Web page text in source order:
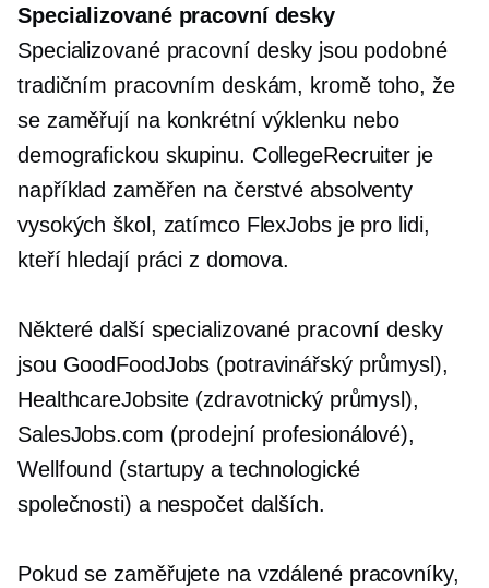
Specializované pracovní desky
Specializované pracovní desky jsou podobné
tradičním pracovním deskám, kromě toho, že
se zaměřují na konkrétní výklenku nebo
demografickou skupinu. CollegeRecruiter je
například zaměřen na čerstvé absolventy
vysokých škol, zatímco FlexJobs je pro lidi,
kteří hledají práci z domova.
Některé další specializované pracovní desky
jsou GoodFoodJobs (potravinářský průmysl),
HealthcareJobsite (zdravotnický průmysl),
SalesJobs.com (prodejní profesionálové),
Wellfound (startupy a technologické
společnosti) a nespočet dalších.
Pokud se zaměřujete na vzdálené pracovníky,